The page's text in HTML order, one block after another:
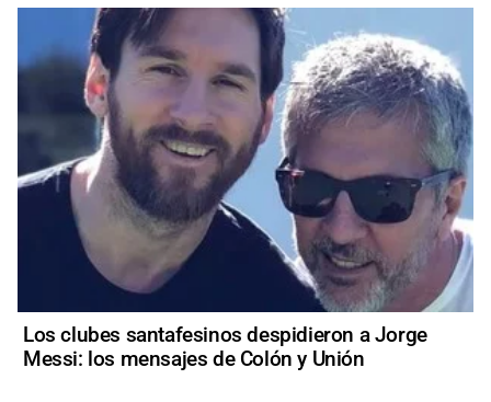
Los clubes santafesinos despidieron a Jorge
Messi: los mensajes de Colón y Unión